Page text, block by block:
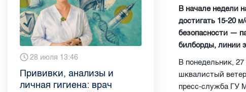
В начале недели
достигать 15-20
безопасности —
билборды, линии
В понедельник,
шквалистый
пресс-служба ГУ
Вчера 9:02
Piter.TV находится в
ТОП-10 рейтинга самых
28 июля 13:46
Прививки, анализы и
личная гигиена: врач
13 июля 9:05
Как обезопасить ребенка
летом: советы педиатра
3 июля 11:56
Проходные баллы в вузах
СПб — 2026: где самый
23 июня 9:10
Врач назвала неожиданные
причины воспаления
16 июня 11:37
Декрет без потери дохода:
эксперт рассказала о
11 июня 12:37
Что такое рассеянный
склероз: невролог
3 июня 10:02
Бамбл с вишней и лимонад
с имбирем: какие напитки